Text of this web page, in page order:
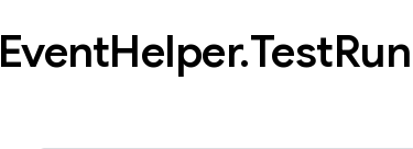
EventHelper.TestRun